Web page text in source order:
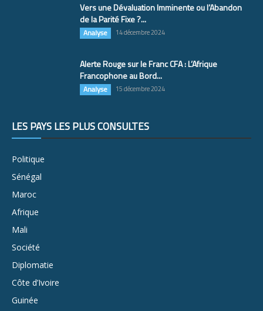
Vers une Dévaluation Imminente ou l’Abandon
de la Parité Fixe ?...
Analyse 14 décembre 2024
Alerte Rouge sur le Franc CFA : L’Afrique
Francophone au Bord...
Analyse 15 décembre 2024
LES PAYS LES PLUS CONSULTÉS
Politique
Sénégal
Maroc
Afrique
Mali
Société
Diplomatie
Côte d’Ivoire
Guinée